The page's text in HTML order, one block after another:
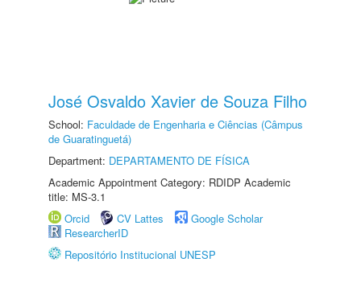
José Osvaldo Xavier de Souza Filho
School: Faculdade de Engenharia e Ciências (Câmpus
de Guaratinguetá)
Department: DEPARTAMENTO DE FÍSICA
Academic Appointment Category: RDIDP Academic
title: MS-3.1
Orcid
CV Lattes
Google Scholar
ResearcherID
Repositório Institucional UNESP